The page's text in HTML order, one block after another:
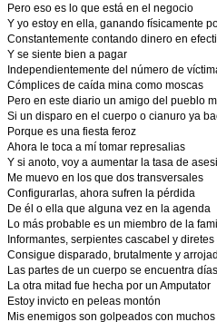
Pero eso es lo que está en el negocio
Y yo estoy en ella, ganando físicamente
Constantemente contando dinero en
Y se siente bien a pagar
Independientemente del número de
Cómplices de caída mina como moscas
Pero en este diario un amigo del pueblo
Si un disparo en el cuerpo o cianuro ya
Porque es una fiesta feroz
Ahora le toca a mí tomar represalias
Y si anoto, voy a aumentar la tasa de
Me muevo en los que dos transversales
Configurarlas, ahora sufren la pérdida
De él o ella que alguna vez en la agenda
Lo más probable es un miembro de la
Informantes, serpientes cascabel y
Consigue disparado, brutalmente y
Las partes de un cuerpo se encuentra
La otra mitad fue hecha por un Amputator
Estoy invicto en peleas montón
Mis enemigos son golpeados con